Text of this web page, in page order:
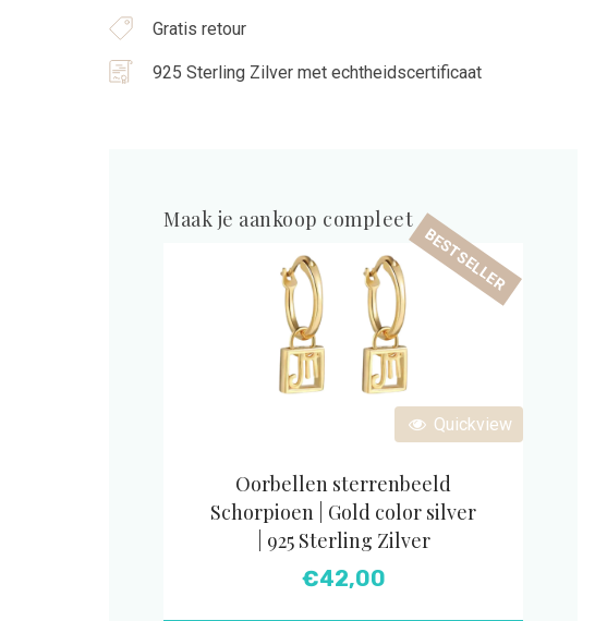
Sterling
Zilver
aantal
Gratis retour
925 Sterling Zilver met echtheidscertificaat
Maak je aankoop compleet
Quickview
BESTSELLER
Oorbellen sterrenbeeld
Schorpioen | Gold color silver
| 925 Sterling Zilver
€42,00